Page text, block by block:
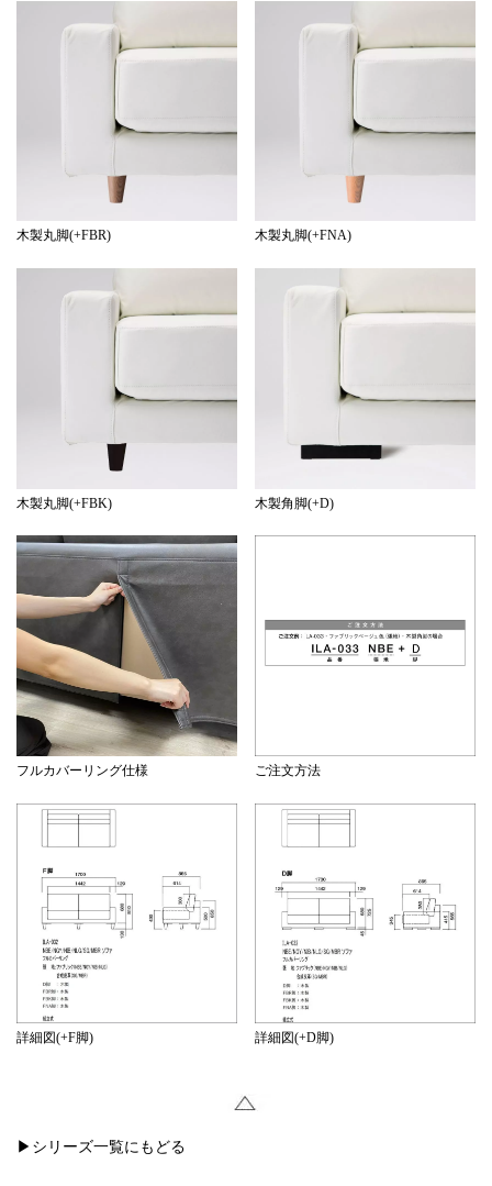
295,900yen
【合成皮革】
ILA-032 SG +FBR / FNA / FBK
size:W170・D86.5・H81(SH43)
size:W170・D86.5・H72.5(SH34.5)
295,900yen
【合成皮革】
ILA-032 SG +DBK/DNA
size:W170・D86.5・H72.5(SH34.5)
319,000yen
color:グレー/ライトグレー
ブルー/ベージュ
【合成皮革】
ILAZ-032 SG
110,000yen
木製丸脚(+FBR) 木製丸脚(+FNA)
木製丸脚(+FBK) 木製角脚(+D)
フルカバーリング仕様 ご注文方法
詳細図(+F脚) 詳細図(+D脚)
▶シリーズ一覧にもどる